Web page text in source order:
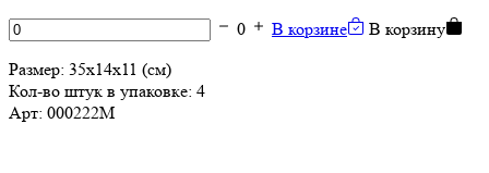
0
В корзине
В корзину
Размер: 35х14х11 (см)
Кол-во штук в упаковке: 4
Арт: 000222M